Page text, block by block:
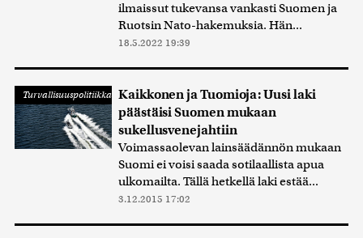
ilmaissut tukevansa vankasti Suomen ja
Ruotsin Nato-hakemuksia. Hän...
18.5.2022 19:39
Turvallisuuspolitiikka Kaikkonen ja Tuomioja: Uusi laki
päästäisi Suomen mukaan
sukellusvenejahtiin
Voimassaolevan lainsäädännön mukaan
Suomi ei voisi saada sotilaallista apua
ulkomailta. Tällä hetkellä laki estää...
3.12.2015 17:02